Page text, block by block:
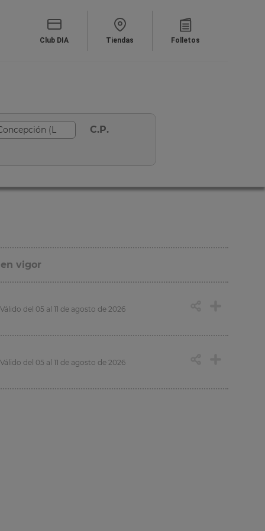
Club DIA Tiendas Folletos
C.P.
vigor
Válido del 05 al 11 de agosto de 2026
Válido del 05 al 11 de agosto de 2026